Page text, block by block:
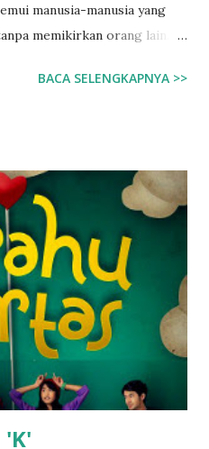
manusia-manusia yang
memikirkan orang lain.
sayang menolong dan
membuatku benar-benar
hadir, puisi-puisi yang
untuk para malaikat di
memiliki sayap. Tertarik
SMS ke 085694771764
Lengkap, Judul Buku yang
Indiepro akan
alamat kamu. S...
BACA SELENGKAPNYA >>
'K'